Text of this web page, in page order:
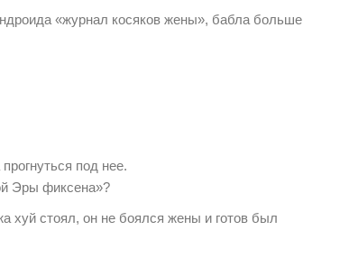
«журнал косяков жены», бабла больше
под нее.
Эры фиксена»?
хуй стоял, он не боялся жены и готов был